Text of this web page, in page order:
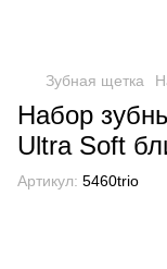
Зубная щетка
Набор
Ultra Soft
Артикул: 5460trio